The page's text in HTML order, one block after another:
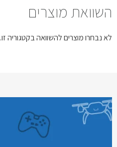
השוואת מוצרים
לא נבחרו מוצרים להשוואה בקטגוריה זו.